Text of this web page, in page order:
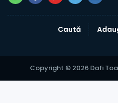
Caută
Copyright © 2026 Dafi